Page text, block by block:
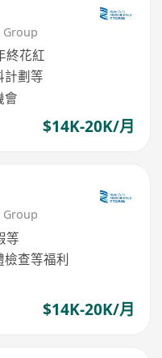
Group
終花紅
計劃等
會
$14K-20K/月
Group
等
查等福利
$14K-20K/月